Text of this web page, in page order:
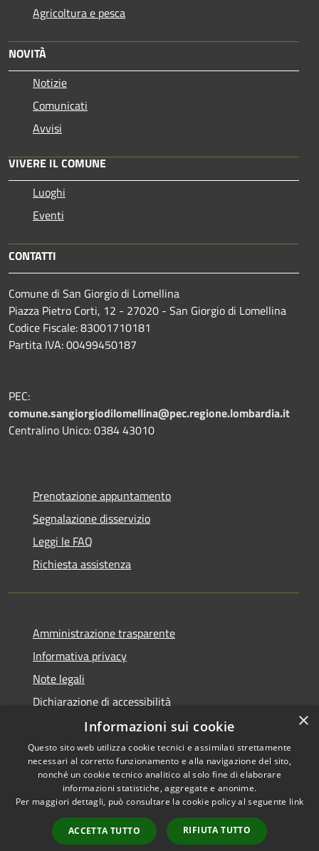
Agricoltura e pesca
NOVITÀ
Notizie
Comunicati
Avvisi
VIVERE IL COMUNE
Luoghi
Eventi
CONTATTI
Comune di San Giorgio di Lomellina
Piazza Pietro Corti, 12 - 27020 - San Giorgio di Lomellina
Codice Fiscale: 83001710181
Partita IVA: 00499450187
PEC:
comune.sangiorgiodilomellina@pec.regione.lombardia.it
Centralino Unico: 0384 43010
Prenotazione appuntamento
Segnalazione disservizio
Leggi le FAQ
Richiesta assistenza
Amministrazione trasparente
Informativa privacy
Note legali
Dichiarazione di accessibilità
Accessibilità
Privacy
Mappa del sito
Copyright © 2026 • Comune di
San Giorgio di Lomellina •
Powered byMunicipium •
Accesso redazione
×
Informazioni sui cookie
Questo sito web utilizza cookie tecnici e assimilati strettamente
necessari al corretto funzionamento e alla navigazione del sito,
nonché un cookie tecnico analitico al solo fine di elaborare
informazioni statistiche, aggregate e anonime.
Per maggiori dettagli, può consultare la cookie policy al seguente link
ACCETTA TUTTO RIFIUTA TUTTO